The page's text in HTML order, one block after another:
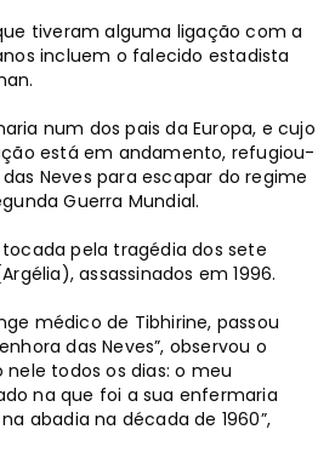
tiveram alguma ligação com a
incluem o falecido estadista
num dos pais da Europa, e cujo
está em andamento, refugiou-
Neves para escapar do regime
Guerra Mundial.
pela tragédia dos sete
assassinados em 1996.
médico de Tibhirine, passou
das Neves”, observou o
nele todos os dias: o meu
na que foi a sua enfermaria
abadia na década de 1960”,